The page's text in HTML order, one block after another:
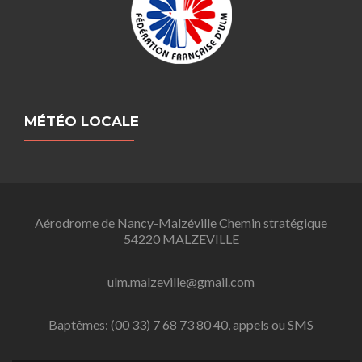
MÉTÉO LOCALE
Aérodrome de Nancy-Malzéville Chemin stratégique
54220 MALZEVILLE
ulm.malzeville@gmail.com
Baptêmes: (00 33) 7 68 73 80 40, appels ou SMS